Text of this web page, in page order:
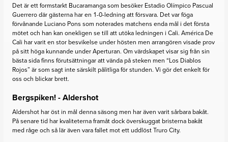
Det är ett formstarkt Bucaramanga som besöker Estadio Olímpico Pascual
Guerrero där gästerna har en 1-0-ledning att försvara. Det var föga
förvånande Luciano Pons som noterades matchens enda mål i det första
mötet och han kan onekligen se till att utöka ledningen i Cali. América De
Cali har varit en stor besvikelse under hösten men arrangören visade prov
på sitt höga kunnande under Aperturan. Om värdskapet visar sig från sin
bästa sida finns förutsättningar att vända på steken men “Los Diablos
Rojos” är som sagt inte särskilt pålitliga för stunden. Vi gör det enkelt för
oss och blickar brett.
Bergspiken! - Aldershot
Aldershot har öst in mål denna säsong men har även varit sårbara bakåt.
På senare tid har kvaliteterna framåt dock överskuggat bristerna bakåt
med råge och så lär även vara fallet mot ett uddlöst Truro City.